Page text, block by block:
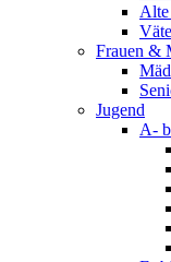
Frauen &
Jugend
A-